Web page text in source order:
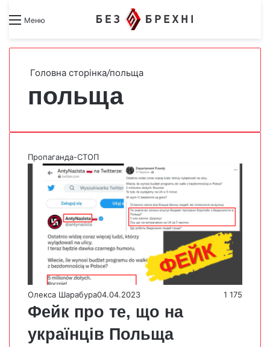
Меню Search forSwitch skin
Головна сторінка/польща
польща
Пропаганда-СТОП
Олекса Шарабура04.04.2023 1 175
Фейк про те, що на
українців Польща